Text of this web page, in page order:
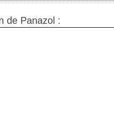
de Panazol :